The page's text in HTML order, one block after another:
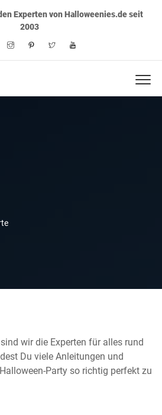
Experten von Halloweenies.de seit
2003
sind wir die Experten für alles rund
Du viele Anleitungen und
Party so richtig perfekt zu